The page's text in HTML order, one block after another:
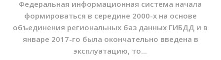
Федеральная информационная система начала
формироваться в середине 2000-х на основе
объединения региональных баз данных ГИБДД и в
январе 2017-го была окончательно введена в
эксплуатацию, то...